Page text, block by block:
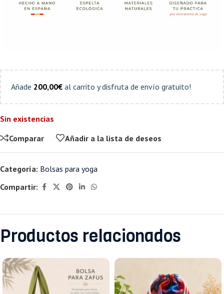
Añade 200,00€ al carrito y disfruta de envío gratuito!
Sin existencias
Comparar
Añadir a la lista de deseos
Categoría: Bolsas para yoga
Compartir:
Productos relacionados